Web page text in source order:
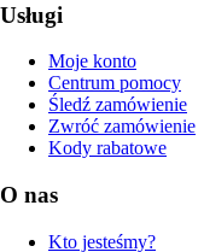
Usługi
Moje konto
Centrum pomocy
Śledź zamówienie
Zwróć zamówienie
Kody rabatowe
O nas
Kto jesteśmy?